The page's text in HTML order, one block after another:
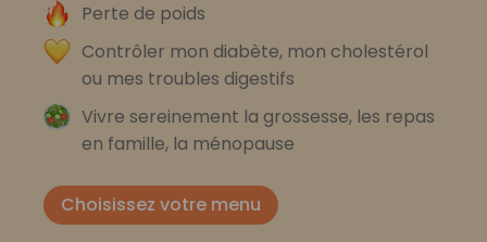
Perte de poids
Contrôler mon diabète, mon cholestérol
ou mes troubles digestifs
Vivre sereinement la grossesse, les repas
en famille, la ménopause
Choisissez votre menu